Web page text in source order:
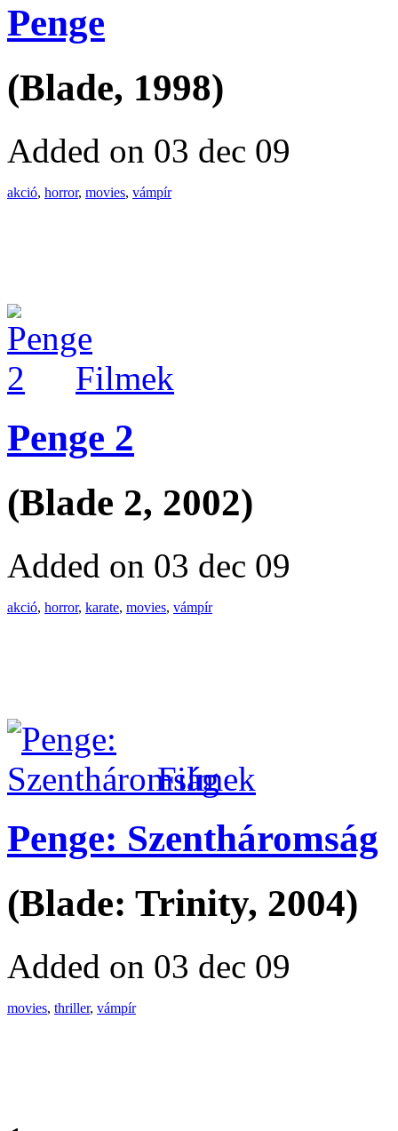
Penge
(Blade, 1998)
Added on 03 dec 09
akció, horror, movies, vámpír
Filmek
Penge 2
(Blade 2, 2002)
Added on 03 dec 09
akció, horror, karate, movies, vámpír
Filmek
Penge: Szentháromság
(Blade: Trinity, 2004)
Added on 03 dec 09
movies, thriller, vámpír